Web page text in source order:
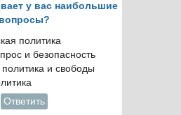
у вас наибольшие
вопросы?
политика
и безопасность
и свободы
Ответить